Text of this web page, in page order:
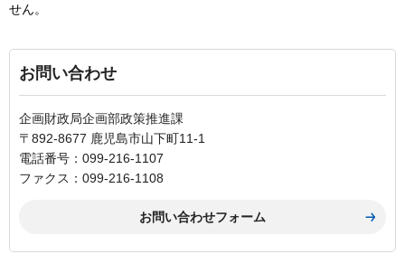
せん。
お問い合わせ
企画財政局企画部政策推進課
〒892-8677 鹿児島市山下町11-1
電話番号：099-216-1107
ファクス：099-216-1108